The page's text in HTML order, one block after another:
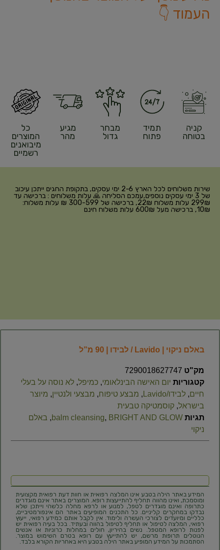
העמוד 👇
קניה
בטוחה
תמיד
פתוח
מבחר
גדול
מגיע
מהר
כל
המוצרים
מיבואנים
רשמיים
שירות משלוחים לכל הארץ 2-6 ימי עסקים, בתקופת החגים ייתכן עיכוב
של 3 ימי עסקים נוספים,עמכם הסליחה 🙏 עלות משלוחים : ברכישה עד
299₪ עלות משלוח 22₪, ברכישה של 300-599 ₪ עלות משלוח:
10₪, ברכישה מעל 600₪ עלות משלוח חינם
באלם ניקוי | Lavido / לבידו | 90 מ”ל
מק"ט 7290018627747
קטגוריות יום האישה הבינלאומי, כמיפל, לא נוסה על בעלי
חיים, לבידו/Lavido , מבצע טיפוח, מבצעי ולנטיין, מיוצר
בישראל, קוסמטיקה טבעית
תגיות
balm cleansing, BRIGHT AND GLOW
, באלם
ניקוי
המידע באתר הילה בטבע אינו המלצה רפואית או חוות דעת רפואית מקצועית
ומוסמכת, ואינו מהווה תחליף להתייעצות רופא. המוצרים באתר אינם מוגדרים
כתרופה ואינם מוגדרים לטפל, למנוע או לרפא מחלה כלשהי וייתכן שלא
נבדקו במחקרים קליניים. כל התכנים המופיעים באתר הם אינפורמטיביים,
כלליים ומיועדים לצורכי העשרה ולימוד. אין לקבל אותם כמידע רפואי, ייעוץ
רפואי, המלצה לטיפול או תחליף לטיפול בהווה ובעתיד. בכל בעיה רפואית יש
לפנות לרופא המטפל. נשים בהיריון, חולים במחלות כרוניות או אנשים
הנוטלים תרופות מרשם, יש להתייעץ עם רופא בטרם השימוש במוצר.
הסתמכות על המידע המופיע באתר הילה בטבע היא באחריות הקורא בלבד.